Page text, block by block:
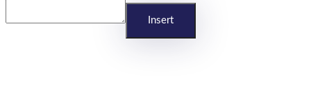
Insert